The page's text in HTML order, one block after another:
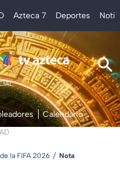
Azteca 7 Deportes
Calendario
la FIFA 2026 Nota